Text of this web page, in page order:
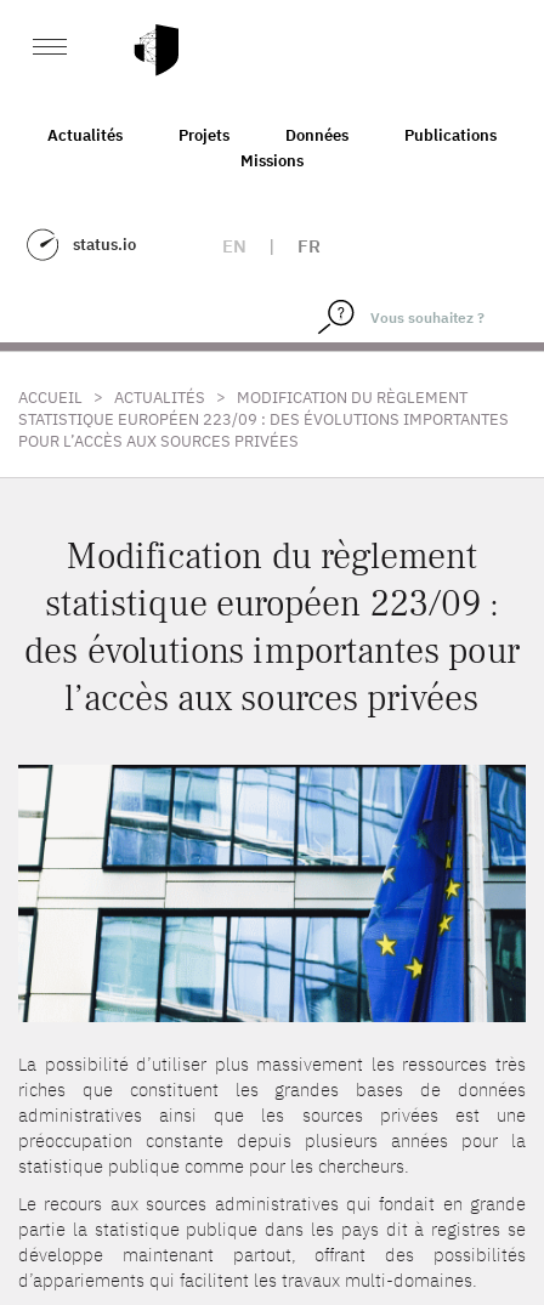
Actualités Projets Données
Publications
Missions
status.io EN | FR
ACCUEIL > ACTUALITÉS >
MODIFICATION DU RÈGLEMENT
STATISTIQUE EUROPÉEN 223/09 : DES ÉVOLUTIONS IMPORTANTES
POUR L’ACCÈS AUX SOURCES PRIVÉES
Modification du règlement
statistique européen 223/09 :
des évolutions importantes pour
l’accès aux sources privées
La possibilité d’utiliser plus massivement les ressources très
riches que constituent les grandes bases de données
administratives ainsi que les sources privées est une
préoccupation constante depuis plusieurs années pour la
statistique publique comme pour les chercheurs.
Le recours aux sources administratives qui fondait en grande
partie la statistique publique dans les pays dit à registres se
développe maintenant partout, offrant des possibilités
d’appariements qui facilitent les travaux multi-domaines.